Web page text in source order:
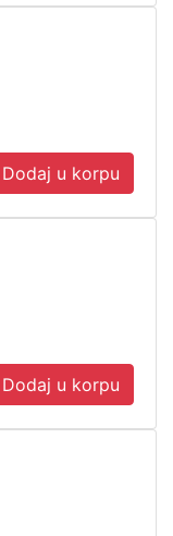
Dodaj u korpu
Dodaj u korpu